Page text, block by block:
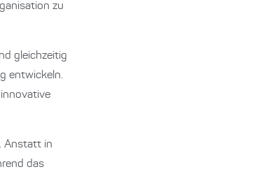
zu
gleichzeitig
entwickeln.
Anstatt in
das